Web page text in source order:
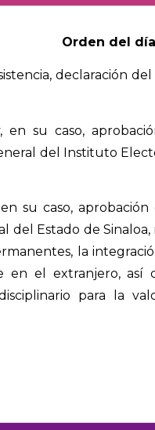
Orden del día
declaración
en su caso,
del Instituto
su caso,
del Estado de
la
en el extranjero, así
para la